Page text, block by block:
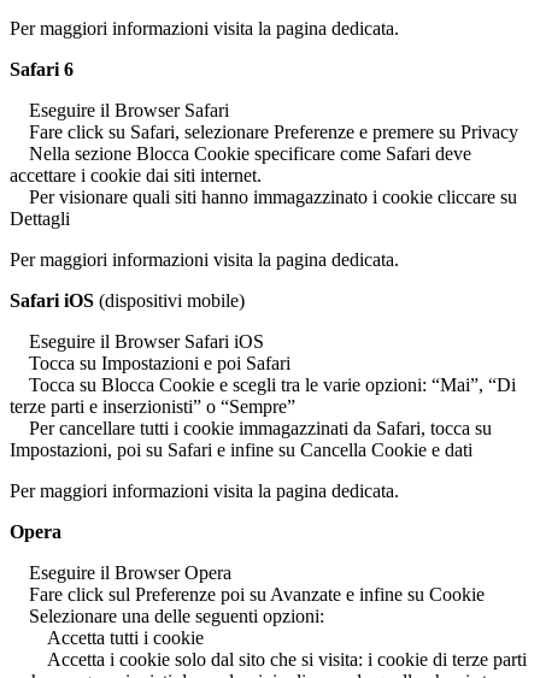
Per maggiori informazioni visita la pagina dedicata.
Safari 6
Eseguire il Browser Safari
Fare click su Safari, selezionare Preferenze e premere su Privacy
Nella sezione Blocca Cookie specificare come Safari deve
accettare i cookie dai siti internet.
Per visionare quali siti hanno immagazzinato i cookie cliccare su
Dettagli
Per maggiori informazioni visita la pagina dedicata.
Safari iOS (dispositivi mobile)
Eseguire il Browser Safari iOS
Tocca su Impostazioni e poi Safari
Tocca su Blocca Cookie e scegli tra le varie opzioni: “Mai”, “Di
terze parti e inserzionisti” o “Sempre”
Per cancellare tutti i cookie immagazzinati da Safari, tocca su
Impostazioni, poi su Safari e infine su Cancella Cookie e dati
Per maggiori informazioni visita la pagina dedicata.
Opera
Eseguire il Browser Opera
Fare click sul Preferenze poi su Avanzate e infine su Cookie
Selezionare una delle seguenti opzioni:
Accetta tutti i cookie
Accetta i cookie solo dal sito che si visita: i cookie di terze parti